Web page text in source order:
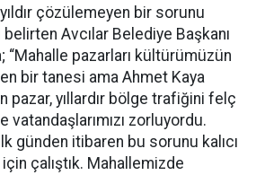
çözülemeyen bir sorunu
Avcılar Belediye Başkanı
“Mahalle pazarları kültürümüzün
bir tanesi ama Ahmet Kaya
pazar, yıllardır bölge trafiğini felç
vatandaşlarımızı zorluyordu.
günden itibaren bu sorunu kalıcı
çalıştık. Mahallemizde